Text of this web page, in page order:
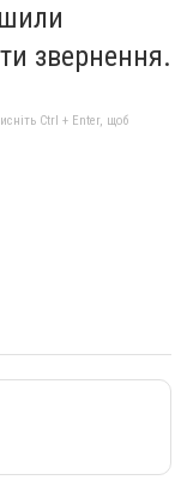
звернення.
Ctrl + Enter, щоб